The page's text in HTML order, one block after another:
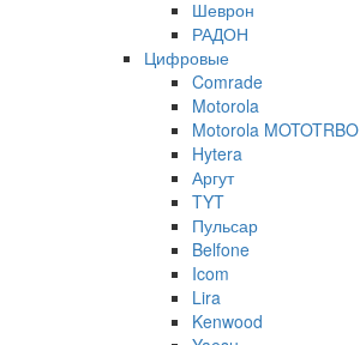
Шеврон
РАДОН
Цифровые
Comrade
Motorola
Motorola MOTOTRBO
Hytera
Аргут
TYT
Пульсар
Belfone
Icom
Lira
Kenwood